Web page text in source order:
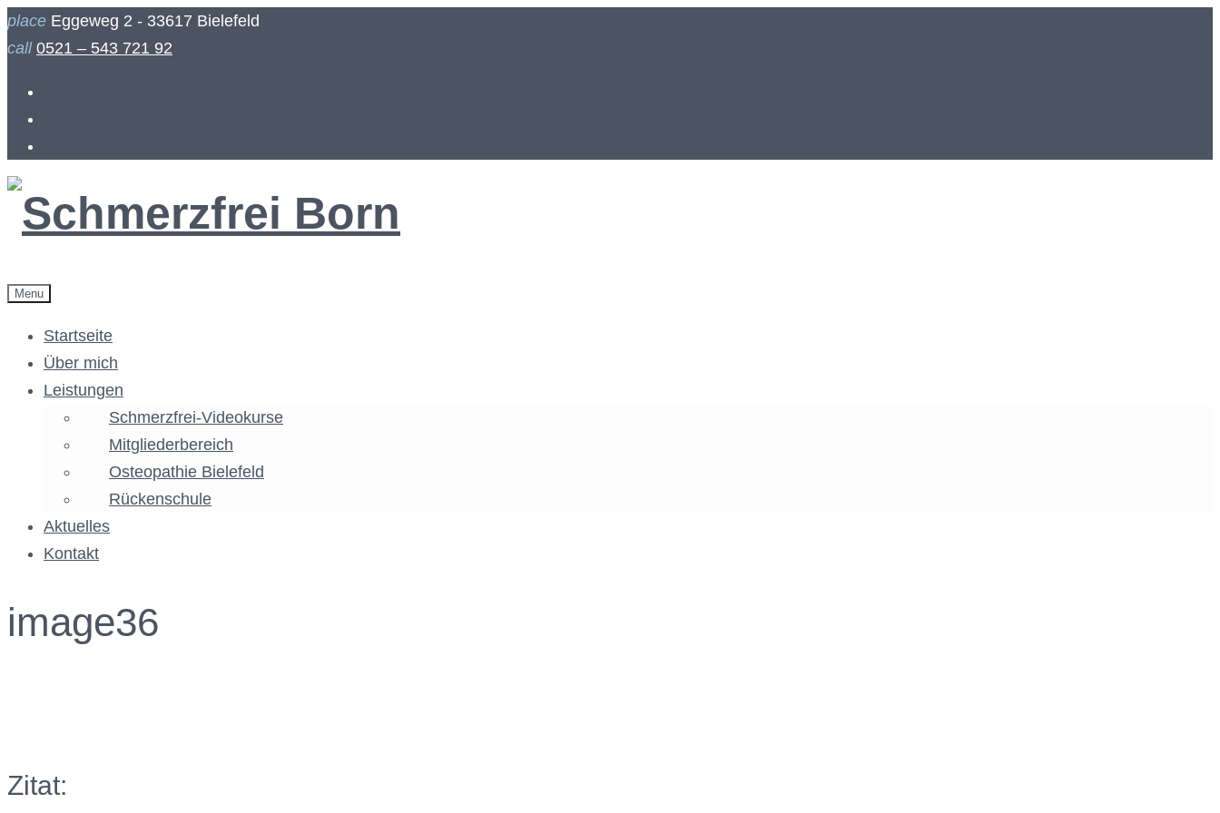
Skip
to
place Eggeweg 2 - 33617 Bielefeld
call 0521 – 543 721 92
Menu
Startseite
Über mich
Leistungen
Schmerzfrei-Videokurse
Mitgliederbereich
Osteopathie Bielefeld
Rückenschule
Aktuelles
Kontakt
image36
Zitat: